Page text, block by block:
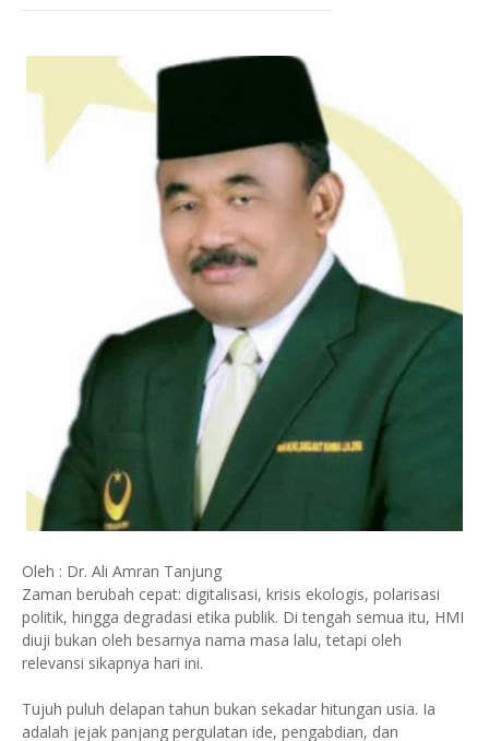
Oleh : Dr. Ali Amran Tanjung
Zaman berubah cepat: digitalisasi, krisis ekologis, polarisasi
politik, hingga degradasi etika publik. Di tengah semua itu, HMI
diuji bukan oleh besarnya nama masa lalu, tetapi oleh
relevansi sikapnya hari ini.
Tujuh puluh delapan tahun bukan sekadar hitungan usia. Ia
adalah jejak panjang pergulatan ide, pengabdian, dan